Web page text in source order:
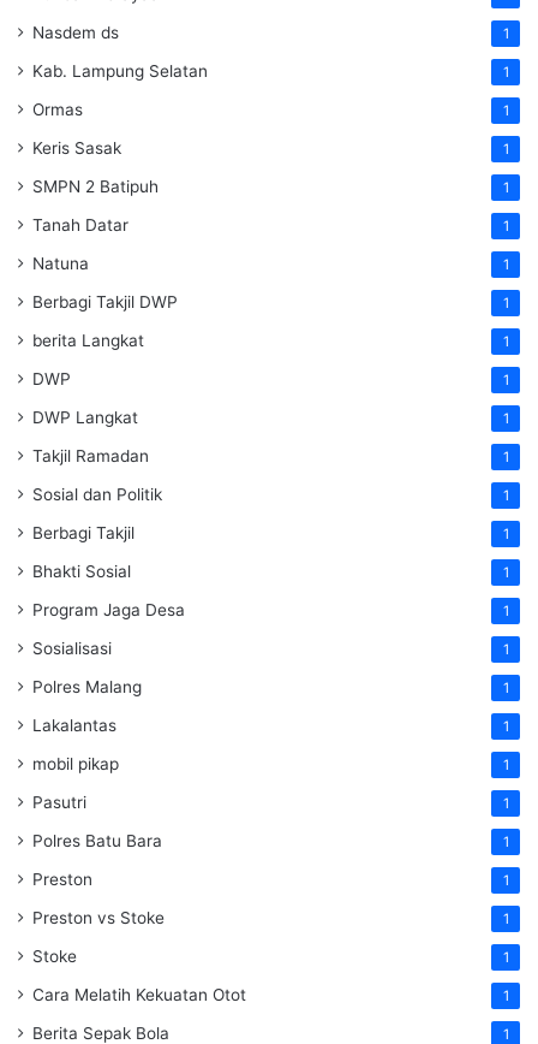
Nasdem ds 1
Kab. Lampung Selatan 1
Ormas 1
Keris Sasak 1
SMPN 2 Batipuh 1
Tanah Datar 1
Natuna 1
Berbagi Takjil DWP 1
berita Langkat 1
DWP 1
DWP Langkat 1
Takjil Ramadan 1
Sosial dan Politik 1
Berbagi Takjil 1
Bhakti Sosial 1
Program Jaga Desa 1
Sosialisasi 1
Polres Malang 1
Lakalantas 1
mobil pikap 1
Pasutri 1
Polres Batu Bara 1
Preston 1
Preston vs Stoke 1
Stoke 1
Cara Melatih Kekuatan Otot 1
Berita Sepak Bola 1